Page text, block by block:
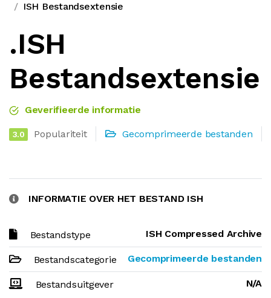
ISH Bestandsextensie
.ISH
Bestandsextensie
Geverifieerde informatie
3.0 Populariteit Gecomprimeerde bestanden
INFORMATIE OVER HET BESTAND ISH
Bestandstype ISH Compressed Archive
Bestandscategorie Gecomprimeerde bestanden
Bestandsuitgever N/A